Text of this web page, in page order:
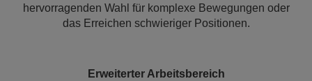
hervorragenden Wahl für komplexe Bewegungen oder
das Erreichen schwieriger Positionen.
Erweiterter Arbeitsbereich